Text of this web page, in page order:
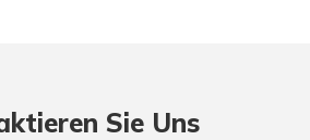
Sie Uns